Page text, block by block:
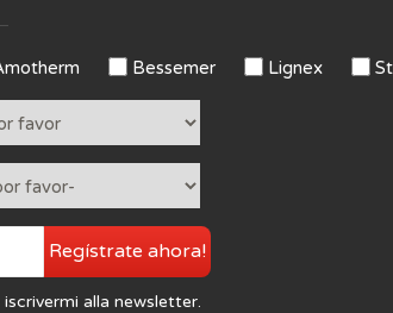
Bessemer Lignex
alla newsletter.
Regístrate ahora!